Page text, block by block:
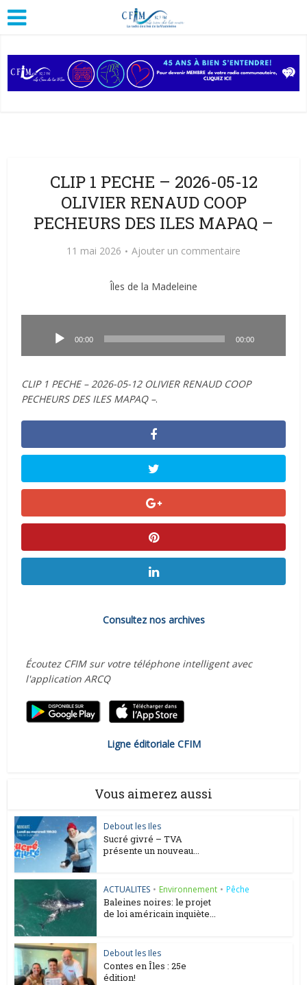
CLIP 1 PECHE – 2026-05-12
OLIVIER RENAUD COOP
PECHEURS DES ILES MAPAQ –
11 mai 2026 Ajouter un commentaire
Îles de la Madeleine
00:00 00:00
CLIP 1 PECHE – 2026-05-12 OLIVIER RENAUD COOP
PECHEURS DES ILES MAPAQ –.
Consultez nos archives
Écoutez CFIM sur votre téléphone intelligent avec
l'application ARCQ
Ligne éditoriale CFIM
Vous aimerez aussi
Debout les Iles
Sucré givré – TVA
présente un nouveau...
ACTUALITES • Environnement • Pêche
Baleines noires: le projet
de loi américain inquiète...
Debout les Iles
Contes en Îles : 25e
édition!